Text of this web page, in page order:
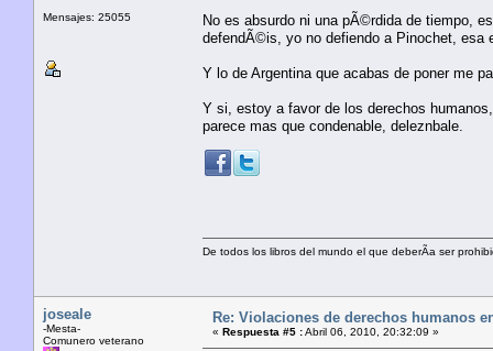
Mensajes: 25055
No es absurdo ni una pÃ©rdida de tiempo,
defendÃ©is, yo no defiendo a Pinochet, esa
Y lo de Argentina que acabas de poner me
Y si, estoy a favor de los derechos
parece mas que condenable, deleznbale.
De todos los libros del mundo el que deberÃ­a ser
joseale
-Mesta-
Comunero veterano
Re: Violaciones de derechos humanos
« Respuesta #5 :Abril 06, 2010, 20:32:09 »